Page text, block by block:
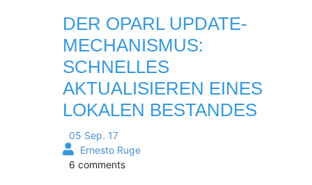
DER OPARL UPDATE-
MECHANISMUS:
SCHNELLES
AKTUALISIEREN EINES
LOKALEN BESTANDES
05 Sep. 17
Ernesto Ruge
6 comments